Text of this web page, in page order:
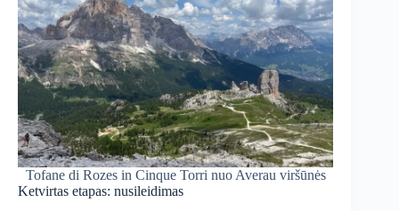
Tofane di Rozes in Cinque Torri nuo Averau viršūnės
Ketvirtas etapas: nusileidimas